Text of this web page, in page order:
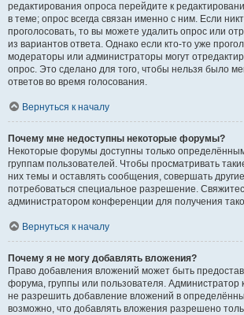
редактирования опроса перейдите к
в теме; опрос всегда связан именно с ним. Если
проголосовать, то вы можете удалить опрос или
из вариантов ответа. Однако если кто-то уже
модераторы или администраторы могут
опрос. Это сделано для того, чтобы нельзя было
ответов во время голосования.
Вернуться к началу
Почему мне недоступны некоторые форумы?
Некоторые форумы доступны только
группам пользователей. Чтобы просматривать
них темы и оставлять сообщения, совершать
потребоваться специальное разрешение.
администратором конференции для получения
Вернуться к началу
Почему я не могу добавлять вложения?
Право добавления вложений может быть
форума, группы или пользователя.
не разрешить добавление вложений в
возможно, что добавлять вложения разрешено